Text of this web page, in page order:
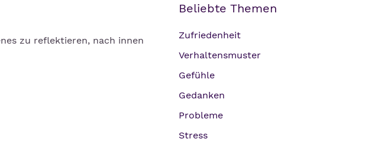
zu reflektieren, nach innen
Beliebte Themen
Zufriedenheit
Verhaltensmuster
Gefühle
Gedanken
Probleme
Stress